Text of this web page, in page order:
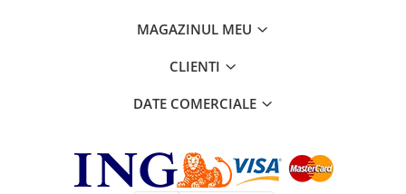
MAGAZINUL MEU
CLIENTI
DATE COMERCIALE